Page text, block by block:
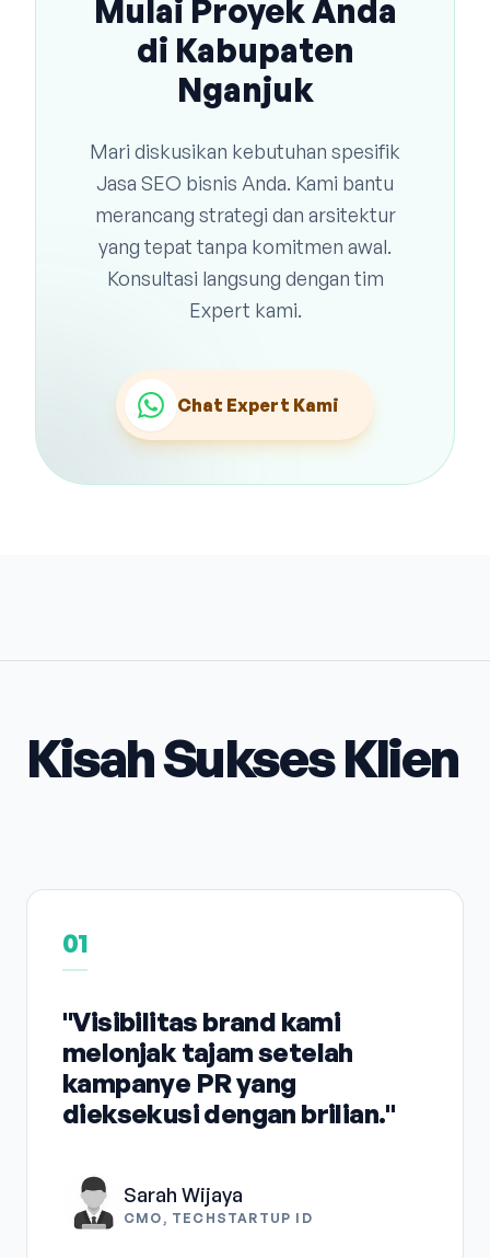
Mulai Proyek Anda
di Kabupaten
Nganjuk
Mari diskusikan kebutuhan spesifik
Jasa SEO bisnis Anda. Kami bantu
merancang strategi dan arsitektur
yang tepat tanpa komitmen awal.
Konsultasi langsung dengan tim
Expert kami.
Chat Expert Kami
Kisah Sukses Klien
01
"Visibilitas brand kami
melonjak tajam setelah
kampanye PR yang
dieksekusi dengan brilian."
Sarah Wijaya
CMO, TECHSTARTUP ID